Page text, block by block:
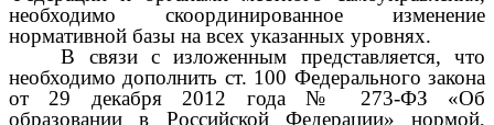
необходимо скоординированное изменение
нормативной базы на всех указанных уровнях.
В связи с изложенным представляется, что
необходимо дополнить ст. 100 Федерального закона
от 29 декабря 2012 года № 273-ФЗ «Об
образовании в Российской Федерации» нормой,